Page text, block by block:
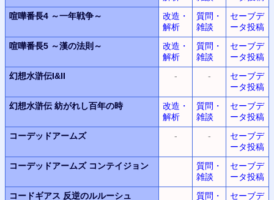
喧嘩番長4 ～一年戦争～
改造・
解析
質問・
雑談
セーブデ
ータ投稿
喧嘩番長5 ～漢の法則～
改造・
解析
質問・
雑談
セーブデ
ータ投稿
幻想水滸伝I&II
- -
セーブデ
ータ投稿
幻想水滸伝 紡がれし百年の時
改造・
解析
質問・
雑談
セーブデ
ータ投稿
コーデッドアームズ
- -
セーブデ
ータ投稿
コーデッドアームズ コンテイジョン
質問・
雑談
セーブデ
ータ投稿
コードギアス 反逆のルルーシュ
質問・ セーブデ